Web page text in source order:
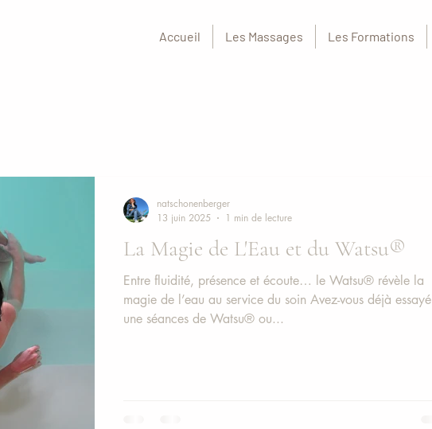
Accueil Les Massages Les Formations
La Magie de L'Eau et du Watsu®
Entre fluidité, présence et écoute… le Watsu® révèle la
magie de l’eau au service du soin Avez-vous déjà essayé
une séances de Watsu® ou...
natschonenberger
13 juin 2025
1 min de lecture